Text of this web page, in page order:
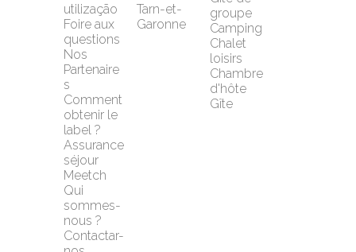
utilização
Foire aux
questions
Nos
Partenaire
s
Comment
obtenir le
label ?
Assurance
séjour
Meetch
Qui
sommes-
nous ?
Contactar-
Tarn-et-
Garonne
groupe
Camping
Chalet
loisirs
Chambre
d'hôte
Gîte